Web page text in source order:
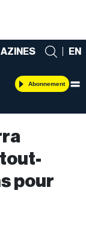
EN
Abonnement
pour